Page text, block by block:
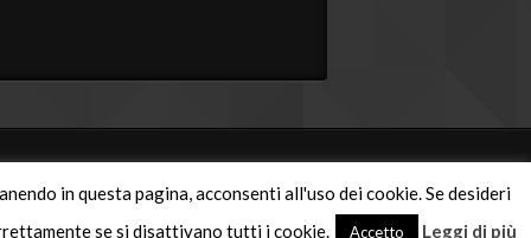
02295910349
in questa pagina, acconsenti all'uso dei cookie. Se desideri
se si disattivano tutti i cookie.
Accetto Leggi di più